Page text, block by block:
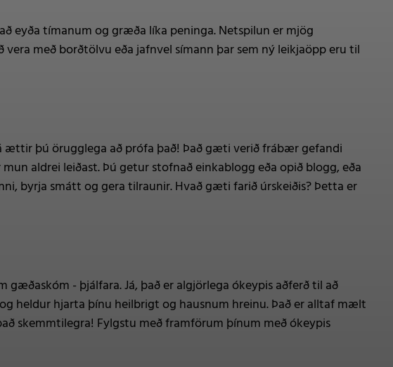
eyða tímanum og græða líka peninga. Netspilun er mjög
með borðtölvu eða jafnvel símann þar sem ný leikjaöpp eru til
ættir þú örugglega að prófa það! Það gæti verið frábær gefandi
aldrei leiðast. Þú getur stofnað einkablogg eða opið blogg, eða
byrja smátt og gera tilraunir. Hvað gæti farið úrskeiðis? Þetta er
- þjálfara. Já, það er algjörlega ókeypis aðferð til að
heldur hjarta þínu heilbrigt og hausnum hreinu. Það er alltaf mælt
skemmtilegra! Fylgstu með framförum þínum með ókeypis